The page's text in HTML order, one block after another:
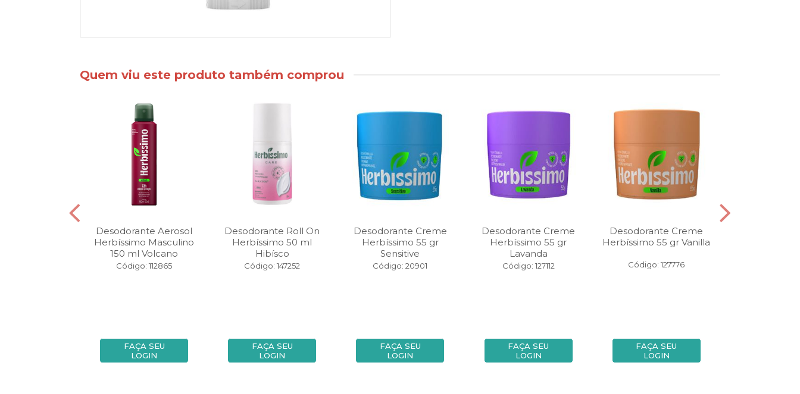
Quem viu este produto também comprou
Desodorante Aerosol
Herbíssimo Masculino
150 ml Volcano
Código: 112865
FAÇA SEU
LOGIN
Desodorante Roll On
Herbíssimo 50 ml
Hibísco
Código: 147252
FAÇA SEU
LOGIN
Desodorante Creme
Herbíssimo 55 gr
Sensitive
Código: 20901
FAÇA SEU
LOGIN
Desodorante Creme
Herbíssimo 55 gr
Lavanda
Código: 127112
FAÇA SEU
LOGIN
Desodorante Creme
Herbíssimo 55 gr Vanilla
Código: 127776
FAÇA SEU
LOGIN